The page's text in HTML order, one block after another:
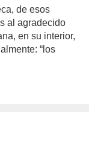
de esos
al agradecido
en su interior,
“los
author/emilio-